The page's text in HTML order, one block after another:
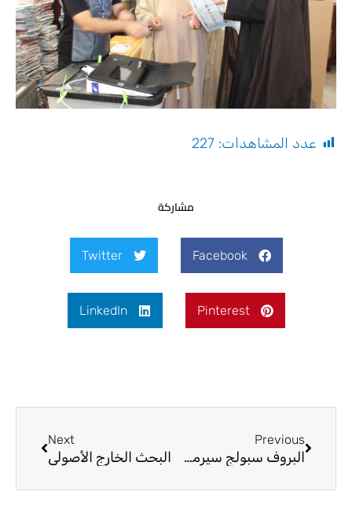
عدد المشاهدات: 227
مشاركة
Facebook
Twitter
Pinterest
LinkedIn
Previous
البروف سبولج سيرمي وزير الاوقاف والأديان الهنكاري
Next
البحث الخارج الأصولي